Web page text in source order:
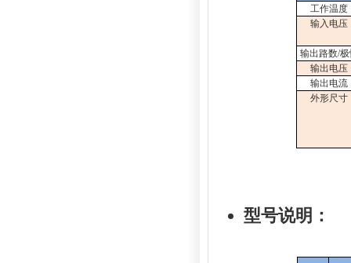
工作温度
输入电压
输出路数/
输出电压
输出电流
外形尺寸
型号说明：